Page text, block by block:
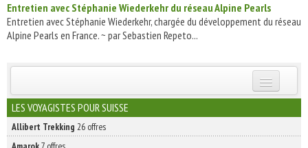
Entretien avec Stéphanie Wiederkehr du réseau Alpine Pearls
Entretien avec Stéphanie Wiederkehr, chargée du développement du réseau
Alpine Pearls en France. ~ par Sebastien Repeto...
INSCRIVEZ-VOUS | ABONNEZ-VOUS
LES VOYAGISTES POUR SUISSE
Allibert Trekking 26 offres